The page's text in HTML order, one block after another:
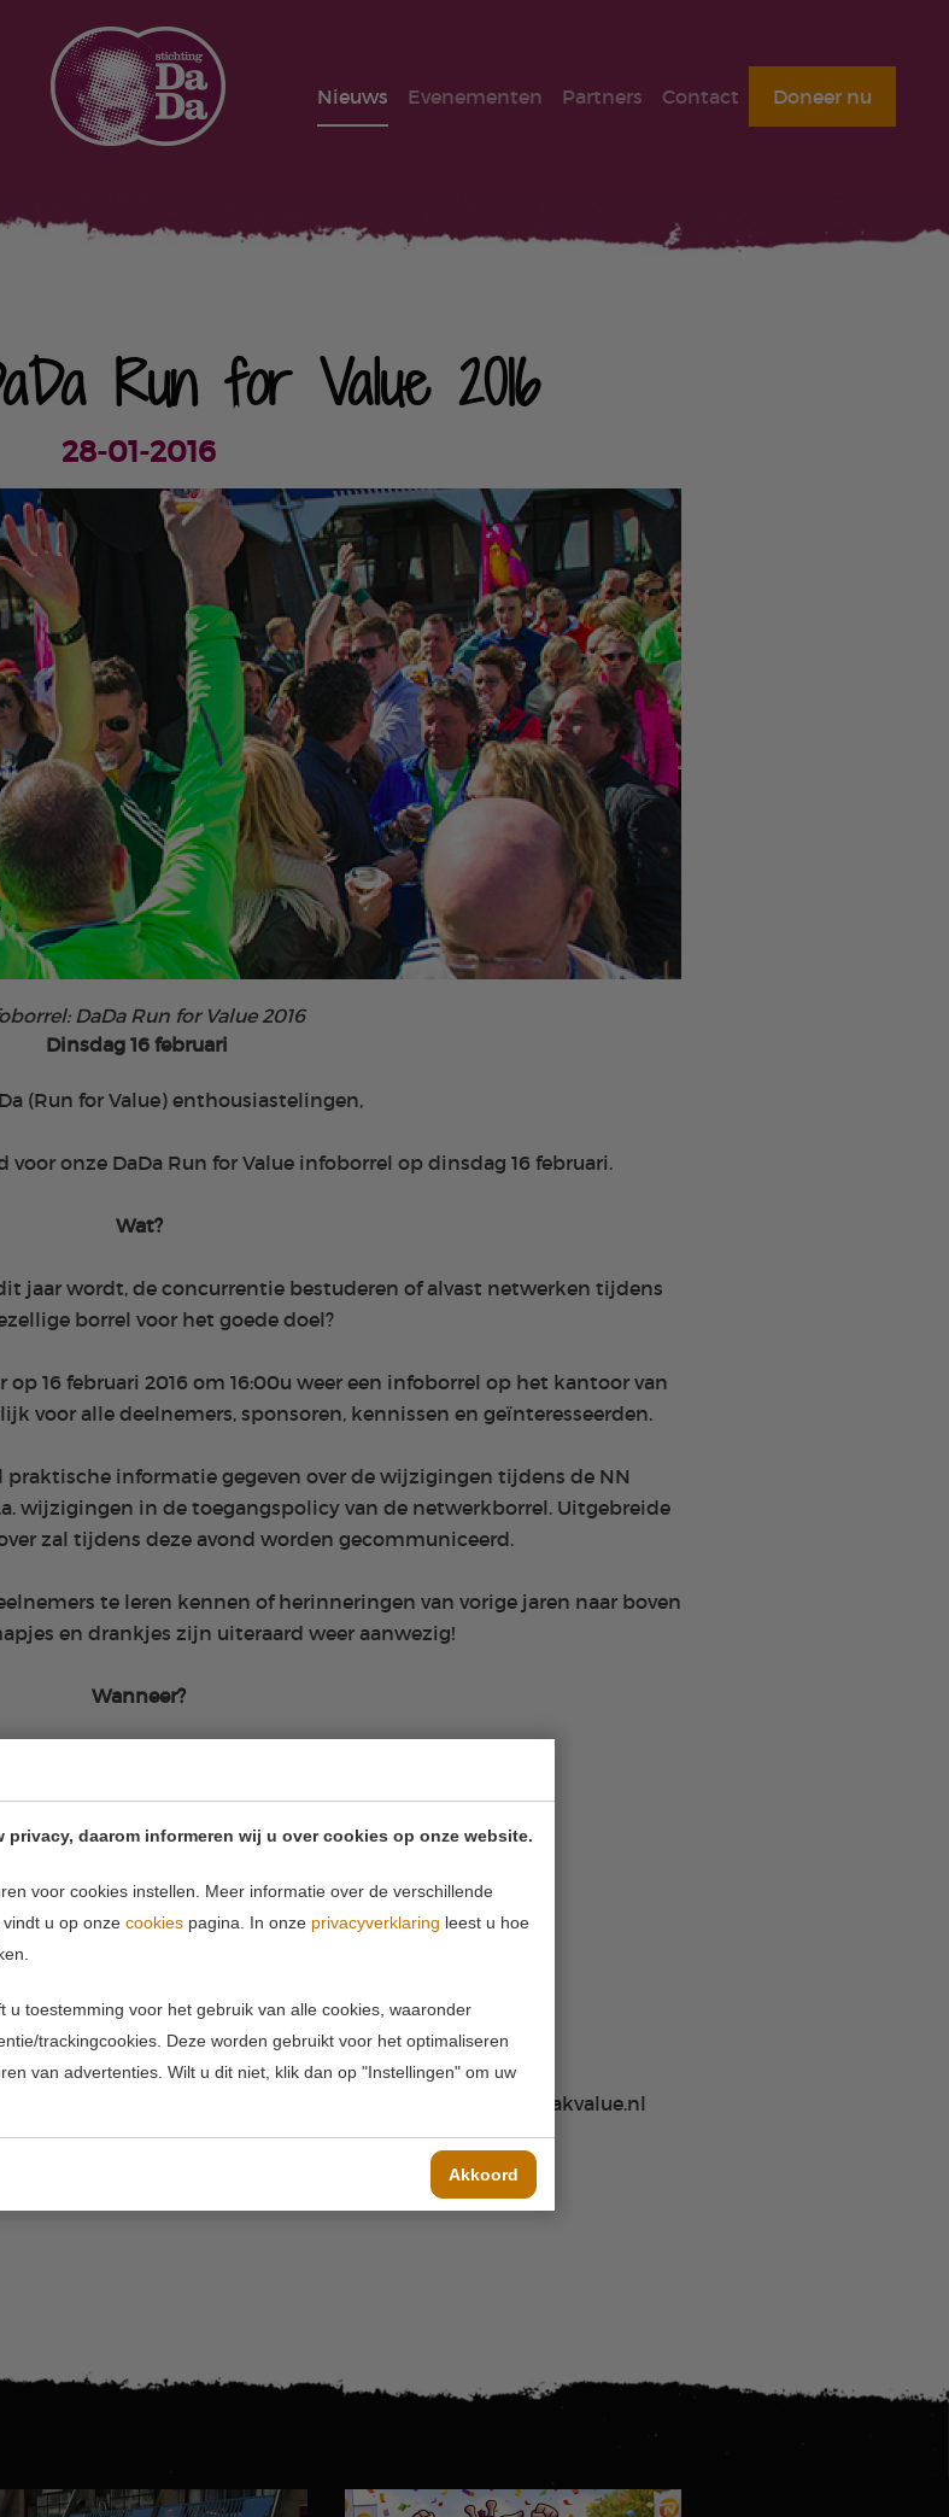
privacy, daarom informeren wij u over cookies op onze website.
voor cookies instellen. Meer informatie over de verschillende
u op onze cookies pagina. In onze privacyverklaring leest u hoe
u toestemming voor het gebruik van alle cookies, waaronder
trackingcookies. Deze worden gebruikt voor het optimaliseren
van advertenties. Wilt u dit niet, klik dan op "Instellingen" om uw
Akkoord
Nieuws Evenementen Partners Contact Doneer nu
Run for Value 2016
28-01-2016
DaDa Run for Value 2016
Dinsdag 16 februari
(Run for Value) enthousiastelingen,
onze DaDa Run for Value infoborrel op dinsdag 16 februari.
Wat?
jaar wordt, de concurrentie bestuderen of alvast netwerken tijdens
borrel voor het goede doel?
op 16 februari 2016 om 16:00u weer een infoborrel op het kantoor van
voor alle deelnemers, sponsoren, kennissen en geïnteresseerden.
informatie gegeven over de wijzigingen tijdens de NN
wijzigingen in de toegangspolicy van de netwerkborrel. Uitgebreide
zal tijdens deze avond worden gecommuniceerd.
te leren kennen of herinneringen van vorige jaren naar boven
en drankjes zijn uiteraard weer aanwezig!
Wanneer?
Kantoor Peak Value
van Vollenhovenstraat 31
Participeren?
met bevestiging en het aantal personen naar info@peakvalue.nl